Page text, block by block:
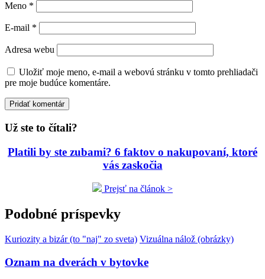
Meno *
E-mail *
Adresa webu
Uložiť moje meno, e-mail a webovú stránku v tomto prehliadači
pre moje budúce komentáre.
Už ste to čítali?
Platili by ste zubami? 6 faktov o nakupovaní, ktoré
vás zaskočia
Prejsť na článok >
Podobné príspevky
Kuriozity a bizár (to "naj" zo sveta) Vizuálna nálož (obrázky)
Oznam na dverách v bytovke